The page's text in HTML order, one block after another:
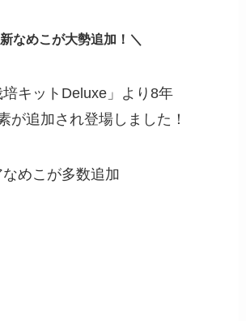
なめこが大勢追加！＼
キットDeluxe」より8年
が追加され登場しました！
めこが多数追加